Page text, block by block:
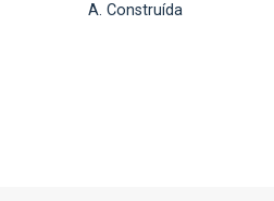
A. Construída